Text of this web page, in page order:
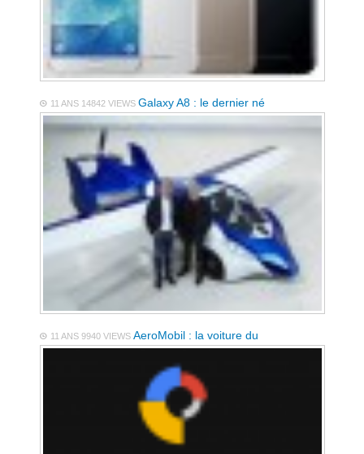
11 ANS 14842 VIEWSGalaxy A8 : le dernier né
11 ANS9940 VIEWSAeroMobil : la voiture du